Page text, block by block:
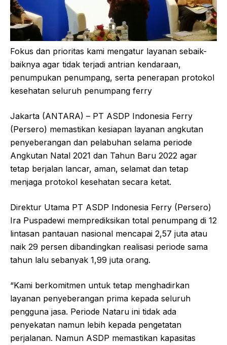
Fokus dan prioritas kami mengatur layanan sebaik-
baiknya agar tidak terjadi antrian kendaraan,
penumpukan penumpang, serta penerapan protokol
kesehatan seluruh penumpang ferry
Jakarta (ANTARA) – PT ASDP Indonesia Ferry
(Persero) memastikan kesiapan layanan angkutan
penyeberangan dan pelabuhan selama periode
Angkutan Natal 2021 dan Tahun Baru 2022 agar
tetap berjalan lancar, aman, selamat dan tetap
menjaga protokol kesehatan secara ketat.
Direktur Utama PT ASDP Indonesia Ferry (Persero)
Ira Puspadewi memprediksikan total penumpang di 12
lintasan pantauan nasional mencapai 2,57 juta atau
naik 29 persen dibandingkan realisasi periode sama
tahun lalu sebanyak 1,99 juta orang.
“Kami berkomitmen untuk tetap menghadirkan
layanan penyeberangan prima kepada seluruh
pengguna jasa. Periode Nataru ini tidak ada
penyekatan namun lebih kepada pengetatan
perjalanan. Namun ASDP memastikan kapasitas